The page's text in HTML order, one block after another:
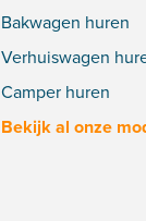
Bakwagen huren
Verhuiswagen
Camper huren
Bekijk al onze